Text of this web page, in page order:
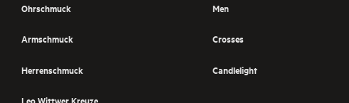
Ohrschmuck
Armschmuck
Herrenschmuck
Men
Crosses
Candlelight